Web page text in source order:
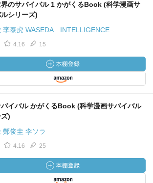
界のサバイバル 1 かがくるBook (科学漫画サ
シリーズ)
李泰虎 WASEDA INTELLIGENCE
4.16 15
イバル かがくるBook (科学漫画サバイバル
)
鄭俊圭 李ソラ
4.16 25